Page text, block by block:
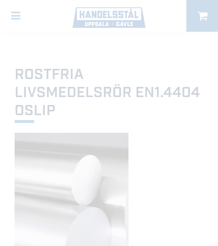
ROSTFRIA
LIVSMEDELSRÖR EN1.4404
OSLIP